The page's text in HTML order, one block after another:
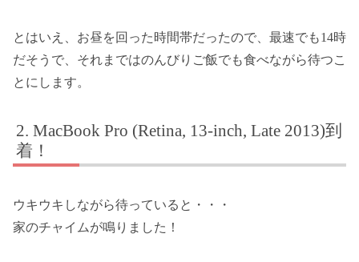
とはいえ、お昼を回った時間帯だったので、最速でも14時
だそうで、それまではのんびりご飯でも食べながら待つこ
とにします。
MacBook Pro (Retina, 13-inch, Late 2013)到
着！
ウキウキしながら待っていると・・・
家のチャイムが鳴りました！